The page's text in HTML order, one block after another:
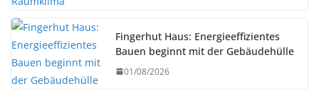
Fingerhut Haus: Energieeffizientes
Bauen beginnt mit der Gebäudehülle
01/08/2026